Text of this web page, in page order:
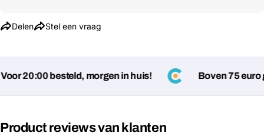
Delen
Deel dit product
Stel een vraag
email
Jouw
20:00 besteld, morgen in huis! Boven 75 euro
Product reviews van klanten